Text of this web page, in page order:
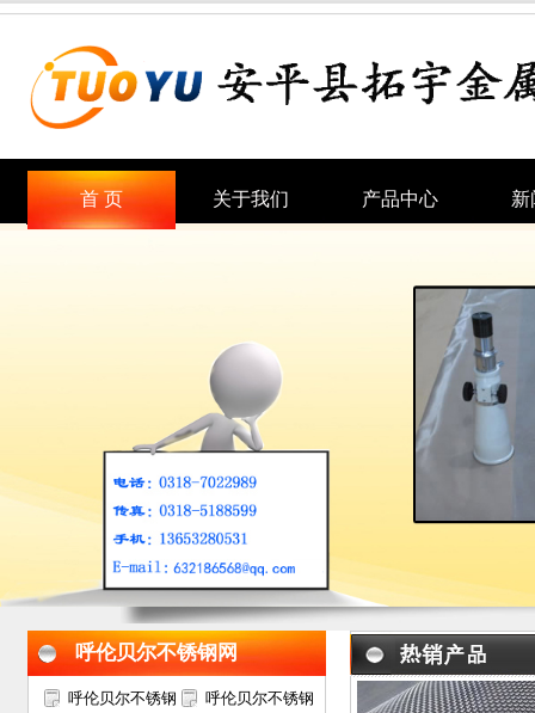
首 页 关于我们 产品中心 新
呼伦贝尔不锈钢网
呼伦贝尔不锈钢 呼伦贝尔不锈钢